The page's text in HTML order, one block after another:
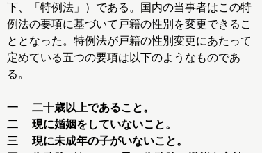
下、「特例法」）である。国内の当事者はこの特
例法の要項に基づいて戸籍の性別を変更できるこ
ととなった。特例法が戸籍の性別変更にあたって
定めている五つの要項は以下のようなものであ
る。
一 二十歳以上であること。
二 現に婚姻をしていないこと。
三 現に未成年の子がいないこと。